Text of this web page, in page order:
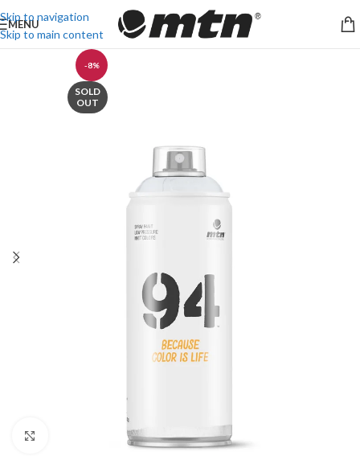
Skip to navigation
Skip to main content
MENU
-8%
SOLD
OUT